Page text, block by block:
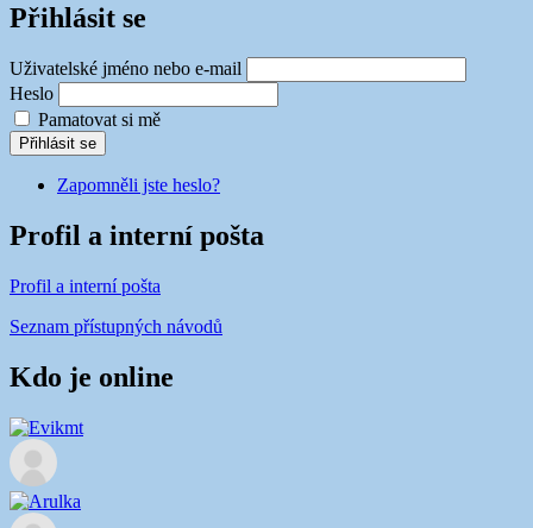
Přihlásit se
Uživatelské jméno nebo e-mail
Heslo
Pamatovat si mě
Přihlásit se
Zapomněli jste heslo?
Profil a interní pošta
Profil a interní pošta
Seznam přístupných návodů
Kdo je online